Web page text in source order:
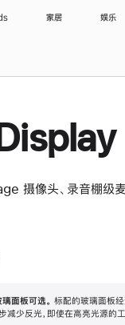
家居 娱乐
像头、录音棚级麦
保持出色画质。
面板可选。 标配的玻璃面板
减少反光，即使在高亮光源的